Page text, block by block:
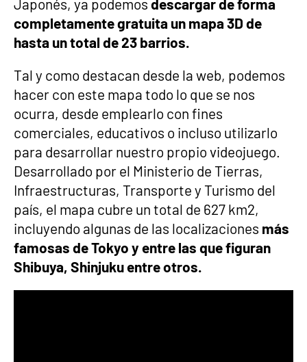
Japonés, ya podemos descargar de forma
completamente gratuita un mapa 3D de
hasta un total de 23 barrios.
Tal y como destacan desde la web, podemos
hacer con este mapa todo lo que se nos
ocurra, desde emplearlo con fines
comerciales, educativos o incluso utilizarlo
para desarrollar nuestro propio videojuego.
Desarrollado por el Ministerio de Tierras,
Infraestructuras, Transporte y Turismo del
país, el mapa cubre un total de 627 km2,
incluyendo algunas de las localizaciones más
famosas de Tokyo y entre las que figuran
Shibuya, Shinjuku entre otros.